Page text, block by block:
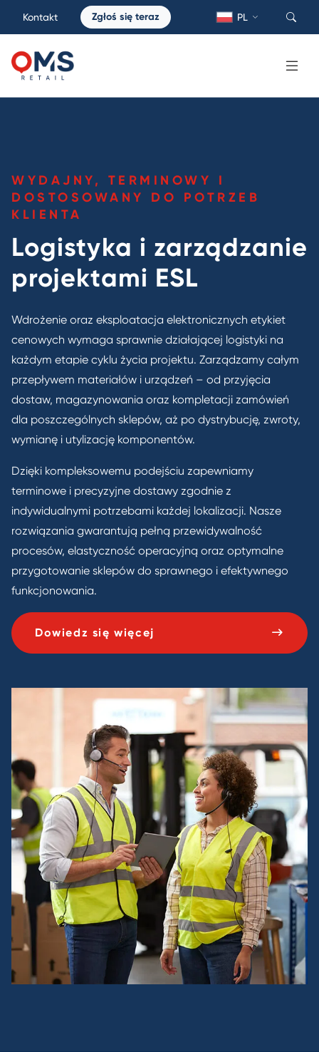
Kontakt Zgłoś się teraz PL
WYDAJNY, TERMINOWY I
DOSTOSOWANY DO POTRZEB
KLIENTA
Logistyka i zarządzanie
projektami ESL
Wdrożenie oraz eksploatacja elektronicznych etykiet
cenowych wymaga sprawnie działającej logistyki na
każdym etapie cyklu życia projektu. Zarządzamy całym
przepływem materiałów i urządzeń – od przyjęcia
dostaw, magazynowania oraz kompletacji zamówień
dla poszczególnych sklepów, aż po dystrybucję, zwroty,
wymianę i utylizację komponentów.
Dzięki kompleksowemu podejściu zapewniamy
terminowe i precyzyjne dostawy zgodnie z
indywidualnymi potrzebami każdej lokalizacji. Nasze
rozwiązania gwarantują pełną przewidywalność
procesów, elastyczność operacyjną oraz optymalne
przygotowanie sklepów do sprawnego i efektywnego
funkcjonowania.
Dowiedz się więcej